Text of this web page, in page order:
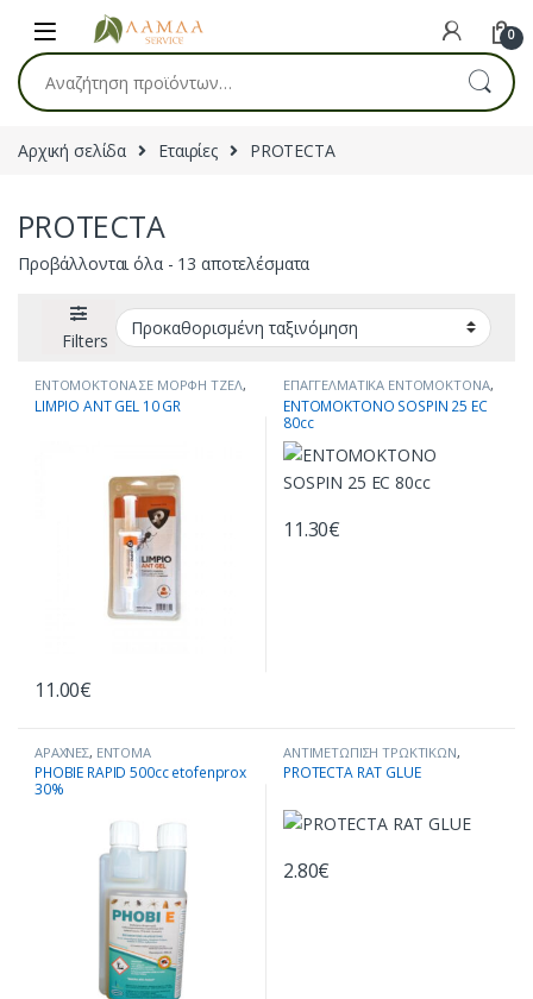
Skip to navigation
Skip to content
0
Αναζήτηση για:
Αρχική σελίδα Εταιρίες PROTECTA
PROTECTA
Προβάλλονται όλα - 13 αποτελέσματα
Filters
ΕΝΤΟΜΟΚΤΟΝΑ ΣΕ ΜΟΡΦΗ ΤΖΕΛ,
ΚΑΤΑΠΟΛΕΜΗΣΗ ΕΝΤΟΜΩΝ
ΜΥΡΜΗΓΚΙΑ
LIMPIO ANT GEL 10 GR
11.00€
ΕΠΑΓΓΕΛΜΑΤΙΚΑ ΕΝΤΟΜΟΚΤΟΝΑ,
ΚΑΤΣΑΡΙΔΕΣ,ΚΟΥΝΟΥΠΙΑ,ΜΥΓΕΣ
ENTOMOKTONO SOSPIN 25 EC
80cc
11.30€
ΑΡΑΧΝΕΣ, ΕΝΤΟΜΑ
ΑΠΟΘΗΚΕΥΜΕΝΩΝ ΠΡΟΙΟΝΤΩΝ
ΕΠΑΓΓΕΛΜΑΤΙΚΑ ΕΝΤΟΜΟΚΤΟΝΑ,
ΚΑΤΑΠΟΛΕΜΗΣΗ ΕΝΤΟΜΩΝ
PHOBIE RAPID 500cc etofenprox
30%
ΑΝΤΙΜΕΤΩΠΙΣΗ ΤΡΩΚΤΙΚΩΝ,
ΠΑΓΙΔΕΣ ΤΡΩΚΤΙΚΩΝ
PROTECTA RAT GLUE
2.80€